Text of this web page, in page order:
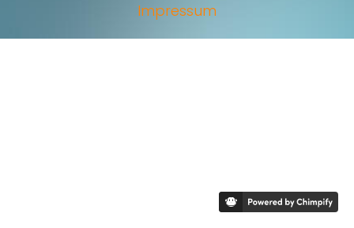
Impressum